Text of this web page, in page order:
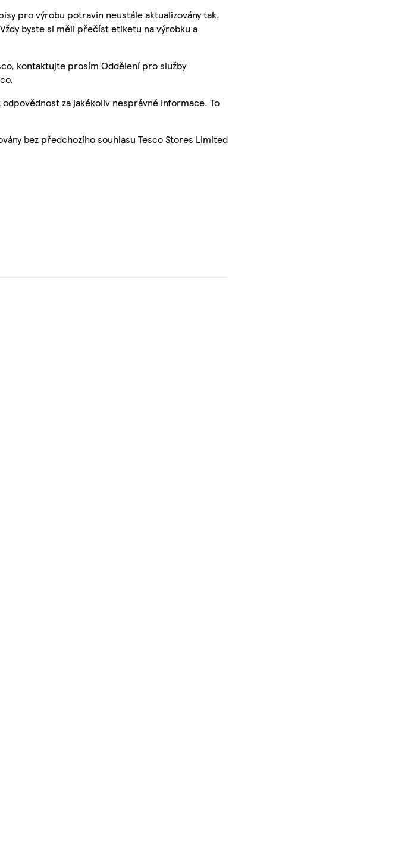
pro výrobu potravin neustále aktualizovány tak,
byste si měli přečíst etiketu na výrobku a
kontaktujte prosím Oddělení pro služby
za jakékoliv nesprávné informace. To
bez předchozího souhlasu Tesco Stores Limited